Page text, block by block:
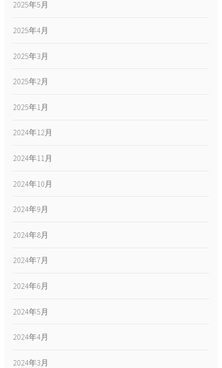
2025年5月
2025年4月
2025年3月
2025年2月
2025年1月
2024年12月
2024年11月
2024年10月
2024年9月
2024年8月
2024年7月
2024年6月
2024年5月
2024年4月
2024年3月